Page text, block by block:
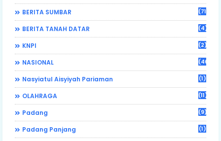
BERITA SUMBAR (71)
BERITA TANAH DATAR (4)
KNPI (2)
NASIONAL (46)
Nasyiatul Aisyiyah Pariaman (1)
OLAHRAGA (11)
Padang (9)
Padang Panjang (1)